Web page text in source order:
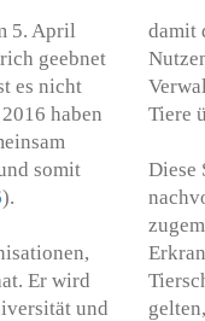
5. April
geebnet
es nicht
haben
somit
).
Er wird
und
damit
Tiere
Diese